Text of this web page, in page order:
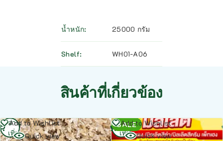
น้ำหนัก 25000 กรัม
Shelf WH01-A06
สินค้าที่เกี่ยวข้อง
Add to Wishlist
Quick view
อ่าน
เพิ่ม
SALE
Add to Wishlist
Quick view
อ่าน
เพิ่ม